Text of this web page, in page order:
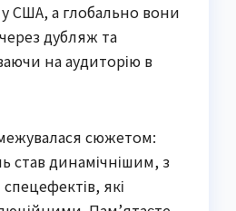
США, а глобально вони
дубляж та
на аудиторію в
сюжетом:
став динамічнішим, з
які